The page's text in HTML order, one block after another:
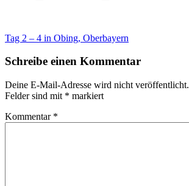
Beitragsnavigation
Tag 2 – 4 in Obing, Oberbayern
Schreibe einen Kommentar
Deine E-Mail-Adresse wird nicht veröffentlicht.
Felder sind mit * markiert
Kommentar *